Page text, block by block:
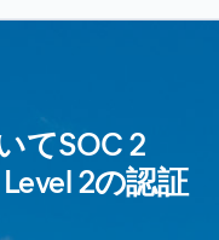
てSOC 2
2の認証